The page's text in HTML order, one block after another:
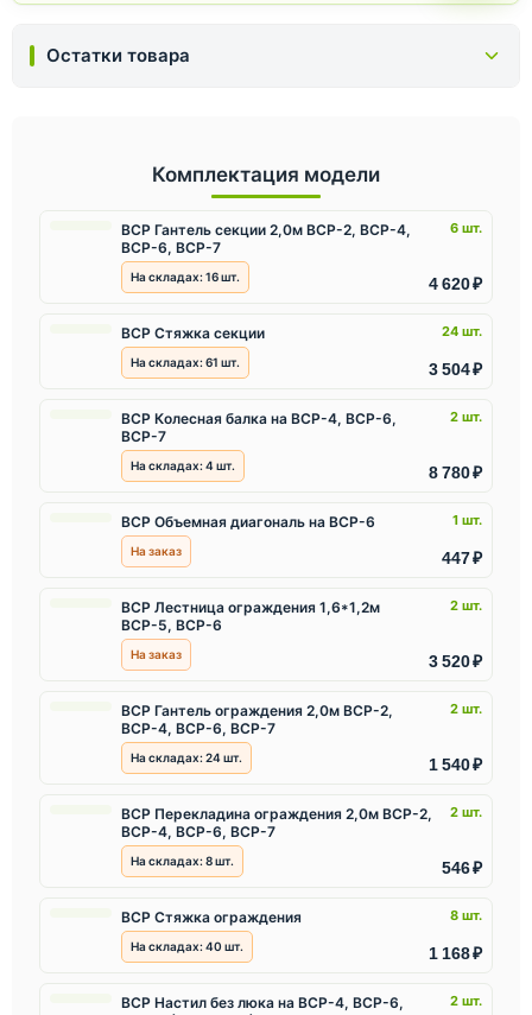
Остатки товара
Комплектация модели
ВСР Гантель секции 2,0м ВСР-2, ВСР-4,
ВСР-6, ВСР-7
6 шт.
На складах:16шт. 4 620 ₽
ВСР Стяжка секции 24 шт.
На складах:61 шт. 3 504 ₽
ВСР Колесная балка на ВСР-4, ВСР-6,
ВСР-7
2 шт.
На складах:4шт. 8 780 ₽
ВСР Объемная диагональ на ВСР-6 1 шт.
На заказ 447 ₽
ВСР Лестница ограждения 1,6*1,2м
ВСР-5, ВСР-6
2 шт.
На заказ 3 520 ₽
ВСР Гантель ограждения 2,0м ВСР-2,
ВСР-4, ВСР-6, ВСР-7
2 шт.
На складах:24шт. 1 540 ₽
ВСР Перекладина ограждения 2,0м ВСР-2,
ВСР-4, ВСР-6, ВСР-7
2 шт.
На складах:8шт. 546 ₽
ВСР Стяжка ограждения 8 шт.
На складах:40шт. 1 168 ₽
ВСР Настил без люка на ВСР-4, ВСР-6,
2 шт.